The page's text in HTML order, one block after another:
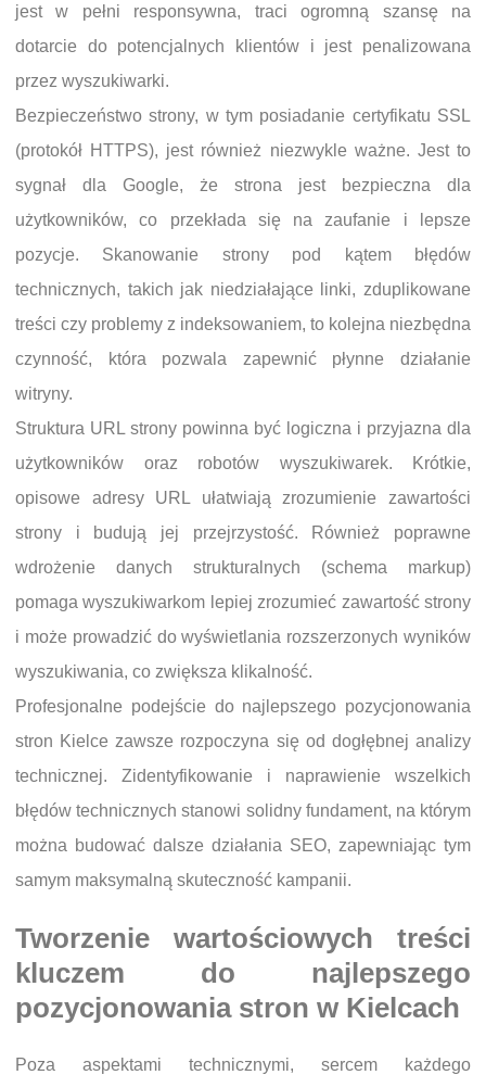
jest w pełni responsywna, traci ogromną szansę na
dotarcie do potencjalnych klientów i jest penalizowana
przez wyszukiwarki.
Bezpieczeństwo strony, w tym posiadanie certyfikatu SSL
(protokół HTTPS), jest również niezwykle ważne. Jest to
sygnał dla Google, że strona jest bezpieczna dla
użytkowników, co przekłada się na zaufanie i lepsze
pozycje. Skanowanie strony pod kątem błędów
technicznych, takich jak niedziałające linki, zduplikowane
treści czy problemy z indeksowaniem, to kolejna niezbędna
czynność, która pozwala zapewnić płynne działanie
witryny.
Struktura URL strony powinna być logiczna i przyjazna dla
użytkowników oraz robotów wyszukiwarek. Krótkie,
opisowe adresy URL ułatwiają zrozumienie zawartości
strony i budują jej przejrzystość. Również poprawne
wdrożenie danych strukturalnych (schema markup)
pomaga wyszukiwarkom lepiej zrozumieć zawartość strony
i może prowadzić do wyświetlania rozszerzonych wyników
wyszukiwania, co zwiększa klikalność.
Profesjonalne podejście do najlepszego pozycjonowania
stron Kielce zawsze rozpoczyna się od dogłębnej analizy
technicznej. Zidentyfikowanie i naprawienie wszelkich
błędów technicznych stanowi solidny fundament, na którym
można budować dalsze działania SEO, zapewniając tym
samym maksymalną skuteczność kampanii.
Tworzenie wartościowych treści
kluczem do najlepszego
pozycjonowania stron w Kielcach
Poza aspektami technicznymi, sercem każdego